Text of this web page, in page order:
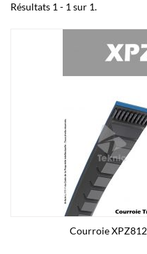
Résultats 1 - 1 sur 1.
Courroie